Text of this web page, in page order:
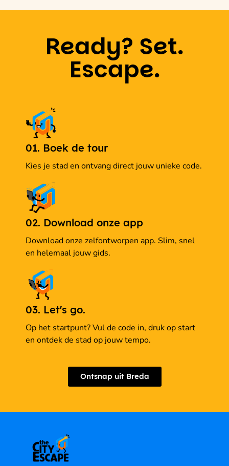
Ready? Set.
Escape.
01. Boek de tour
Kies je stad en ontvang direct jouw unieke code.
02. Download onze app
Download onze zelfontworpen app. Slim, snel
en helemaal jouw gids.
03. Let's go.
Op het startpunt? Vul de code in, druk op start
en ontdek de stad op jouw tempo.
Ontsnap uit Breda